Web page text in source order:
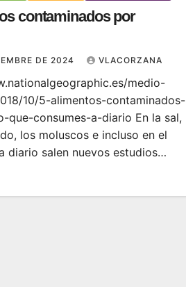
contaminados por
DE 2024 VLACORZANA
medio-
10/5-alimentos-contaminados-
que-consumes-a-diario En la sal,
los moluscos e incluso en el
diario salen nuevos estudios…